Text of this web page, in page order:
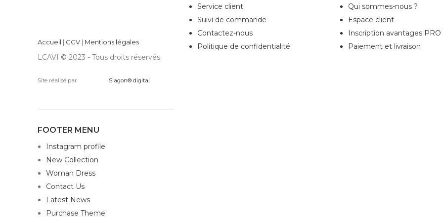
Accueil | CGV | Mentions légales
LCAVI © 2023 - Tous droits réservés.
Site réalisé par Slagon® digital
FOOTER MENU
Instagram profile
New Collection
Woman Dress
Contact Us
Latest News
Purchase Theme
Service client
Suivi de commande
Contactez-nous
Politique de confidentialité
Qui sommes-nous ?
Espace client
Inscription avantages PRO
Paiement et livraison